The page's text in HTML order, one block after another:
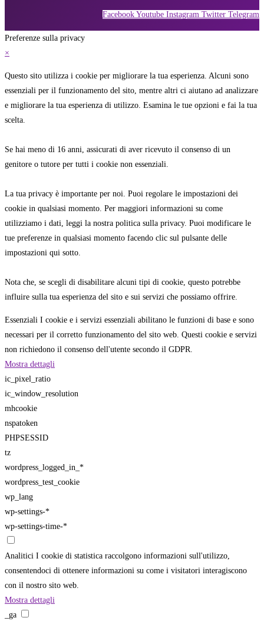
Facebook Youtube Instagram Twitter Telegram
Preferenze sulla privacy
×
Questo sito utilizza i cookie per migliorare la tua esperienza. Alcuni sono
essenziali per il funzionamento del sito, mentre altri ci aiutano ad analizzare
e migliorare la tua esperienza di utilizzo. Esamina le tue opzioni e fai la tua
scelta.
Se hai meno di 16 anni, assicurati di aver ricevuto il consenso di un
genitore o tutore per tutti i cookie non essenziali.
La tua privacy è importante per noi. Puoi regolare le impostazioni dei
cookie in qualsiasi momento. Per maggiori informazioni su come
utilizziamo i dati, leggi la nostra politica sulla privacy. Puoi modificare le
tue preferenze in qualsiasi momento facendo clic sul pulsante delle
impostazioni qui sotto.
Nota che, se scegli di disabilitare alcuni tipi di cookie, questo potrebbe
influire sulla tua esperienza del sito e sui servizi che possiamo offrire.
Essenziali I cookie e i servizi essenziali abilitano le funzioni di base e sono
necessari per il corretto funzionamento del sito web. Questi cookie e servizi
non richiedono il consenso dell'utente secondo il GDPR.
Mostra dettagli
ic_pixel_ratio
ic_window_resolution
mhcookie
nspatoken
PHPSESSID
tz
wordpress_logged_in_*
wordpress_test_cookie
wp_lang
wp-settings-*
wp-settings-time-*
Analitici I cookie di statistica raccolgono informazioni sull'utilizzo,
consentendoci di ottenere informazioni su come i visitatori interagiscono
con il nostro sito web.
Mostra dettagli
_ga